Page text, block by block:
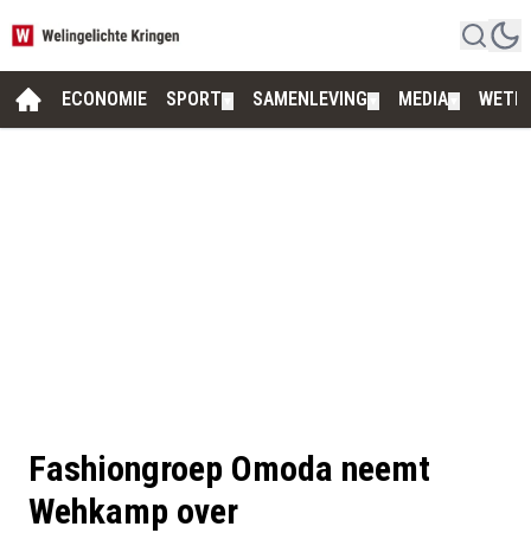
ECONOMIE SPORT SAMENLEVING MEDIA
Fashiongroep Omoda neemt
Wehkamp over